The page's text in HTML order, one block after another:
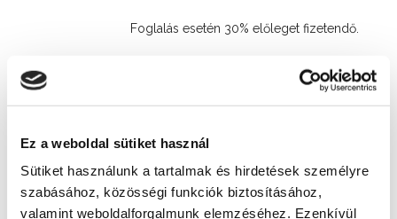
Ez a weboldal sütiket használ
Sütiket használunk a tartalmak és hirdetések személyre
szabásához, közösségi funkciók biztosításához,
valamint weboldalforgalmunk elemzéséhez. Ezenkívül
Foglalás esetén 30% előleget fizetendő.
Cím
8600 Siófok, Aradi vértanúk útja 9.